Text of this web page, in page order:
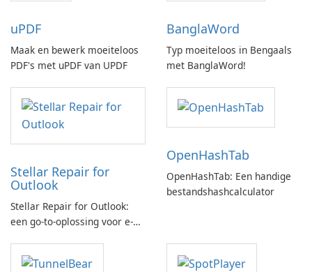
uPDF
Maak en bewerk moeiteloos
PDF's met uPDF van UPDF
BanglaWord
Typ moeiteloos in Bengaals
met BanglaWord!
Stellar Repair for
Outlook
Stellar Repair for Outlook:
een go-to-oplossing voor e-
OpenHashTab
OpenHashTab: Een handige
bestandshashcalculator